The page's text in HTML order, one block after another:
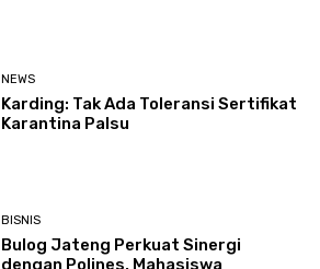
NEWS
Karding: Tak Ada Toleransi Sertifikat
Karantina Palsu
BISNIS
Bulog Jateng Perkuat Sinergi
dengan Polines, Mahasiswa